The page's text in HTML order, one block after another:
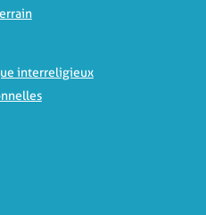
interreligieux